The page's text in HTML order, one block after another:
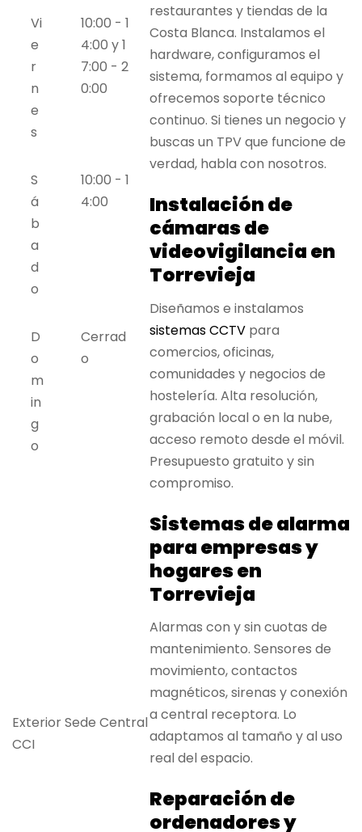
Vi
e
r
n
e
s
10:00 - 1
4:00 y1
7:00 - 2
0:00
S
á
b
a
d
o
10:00 - 1
4:00
D
o
m
in
g
o
Cerrad
o
Exterior Sede Central
CCI
restaurantes y tiendas de la
Costa Blanca. Instalamos el
hardware, configuramos el
sistema, formamos al equipo y
ofrecemos soporte técnico
continuo. Si tienes un negocio y
buscas un TPV que funcione de
verdad, habla con nosotros.
Instalación de
cámaras de
videovigilancia en
Torrevieja
Diseñamos e instalamos
sistemas CCTV para
comercios, oficinas,
comunidades y negocios de
hostelería. Alta resolución,
grabación local o en la nube,
acceso remoto desde el móvil.
Presupuesto gratuito y sin
compromiso.
Sistemas de alarma
para empresas y
hogares en
Torrevieja
Alarmas con y sin cuotas de
mantenimiento. Sensores de
movimiento, contactos
magnéticos, sirenas y conexión
a central receptora. Lo
adaptamos al tamaño y al uso
real del espacio.
Reparación de
ordenadores y